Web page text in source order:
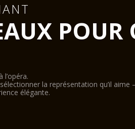
POUR
l’opéra.
la représentation qu’il
élégante.